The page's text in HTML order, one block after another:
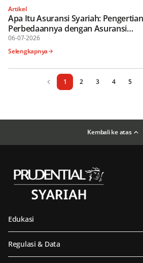
Artikel
Apa Itu Asuransi Syariah:
Perbedaannya dengan Asuransi
Konvensional
06-07-2026
Selengkapnya
1 2 3 4 5
Kembali ke atas
Edukasi
Regulasi & Data